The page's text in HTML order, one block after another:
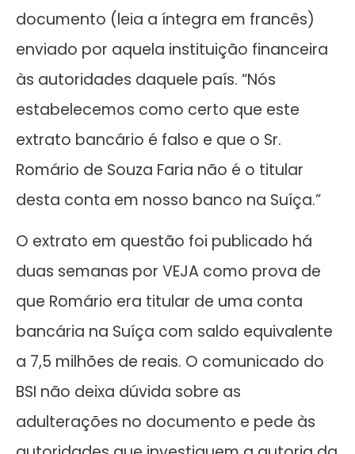
documento (leia a íntegra em francês)
enviado por aquela instituição financeira
às autoridades daquele país. “Nós
estabelecemos como certo que este
extrato bancário é falso e que o Sr.
Romário de Souza Faria não é o titular
desta conta em nosso banco na Suíça.”
O extrato em questão foi publicado há
duas semanas por VEJA como prova de
que Romário era titular de uma conta
bancária na Suíça com saldo equivalente
a 7,5 milhões de reais. O comunicado do
BSI não deixa dúvida sobre as
adulterações no documento e pede às